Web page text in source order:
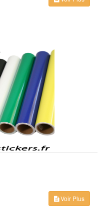
Voir Plus